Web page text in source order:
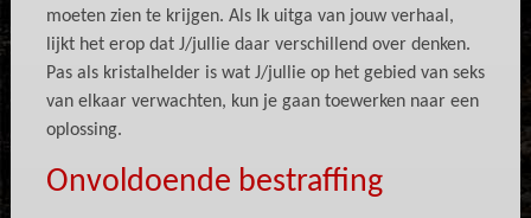
moeten zien te krijgen. Als Ik uitga van jouw verhaal,
lijkt het erop dat J/jullie daar verschillend over denken.
Pas als kristalhelder is wat J/jullie op het gebied van seks
van elkaar verwachten, kun je gaan toewerken naar een
oplossing.
Onvoldoende bestraffing